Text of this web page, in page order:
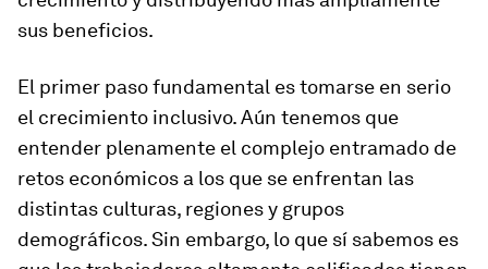
sus beneficios.
El primer paso fundamental es tomarse en serio
el crecimiento inclusivo. Aún tenemos que
entender plenamente el complejo entramado de
retos económicos a los que se enfrentan las
distintas culturas, regiones y grupos
demográficos. Sin embargo, lo que sí sabemos es